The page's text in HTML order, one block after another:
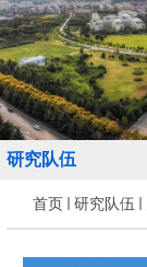
研究队伍
首页 研究队伍